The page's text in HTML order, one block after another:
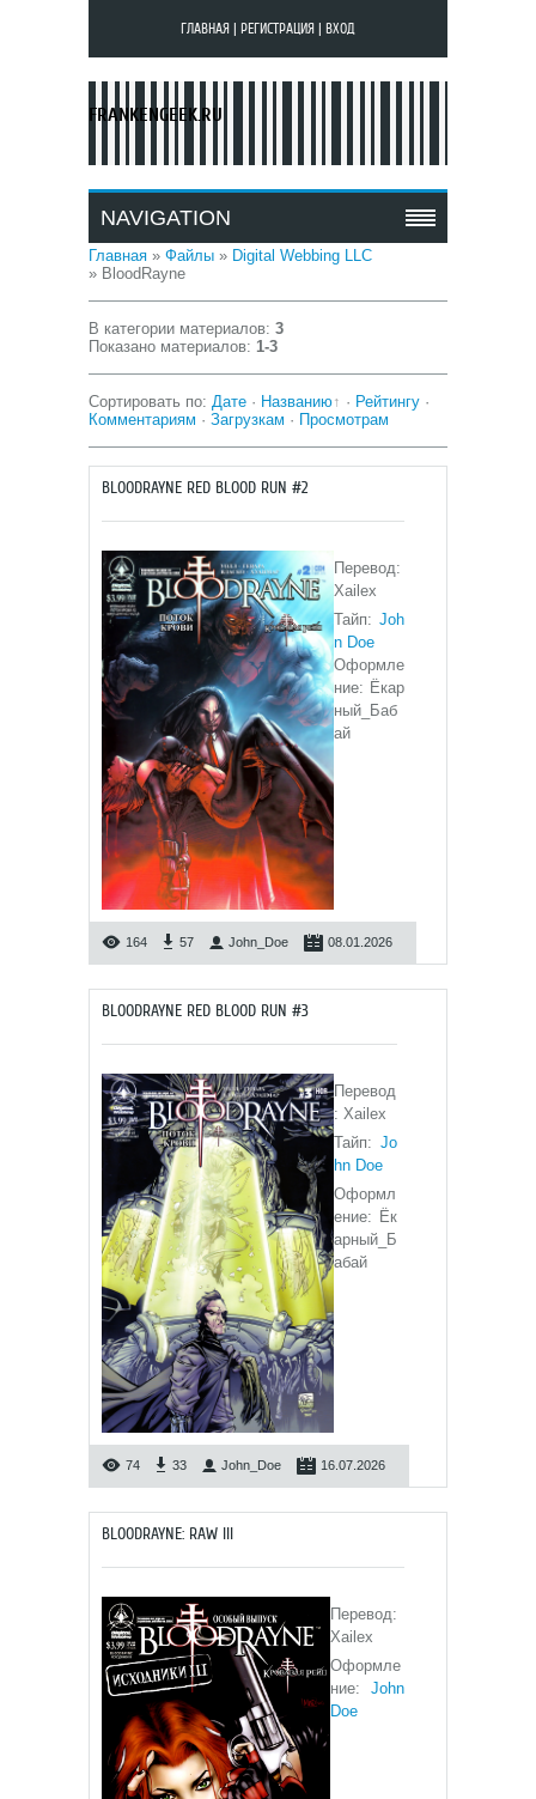
ГЛАВНАЯ РЕГИСТРАЦИЯ ВХОД
FRANKENGEEK.RU
NAVIGATION
Главная » Файлы » Digital Webbing LLC
» BloodRayne
В категории материалов: 3
Показано материалов: 1-3
Сортировать по: Дате · Названию · Рейтингу ·
Комментариям · Загрузкам · Просмотрам
BLOODRAYNE RED BLOOD RUN #2
Перевод:
Xailex
Тайп: Joh
n Doe
Оформле
ние: Ёкар
ный_Баб
ай
164 57 John_Doe 08.01.2026
BLOODRAYNE RED BLOOD RUN #3
Перевод
: Xailex
Тайп: Jo
hn Doe
Оформл
ение: Ёк
арный_Б
абай
74 33 John_Doe 16.07.2026
BLOODRAYNE: RAW III
Перевод:
Xailex
Оформле
ние: John
Doe